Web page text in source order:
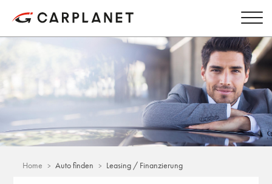
Home Auto finden Leasing / Finanzierung